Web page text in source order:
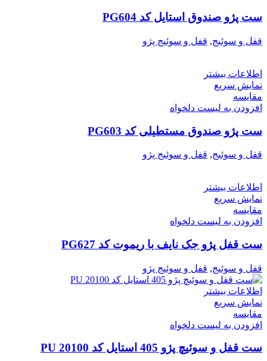
ست پژو صندوق استایل کد PG604
قفل و سوئیج, قفل و سوئیج پژو
اطلاعات بیشتر
نمایش سریع
مقایسه
افزودن به لیست دلخواه
ست پژو صندوق مستطیلی کد PG603
قفل و سوئیج, قفل و سوئیج پژو
اطلاعات بیشتر
نمایش سریع
مقایسه
افزودن به لیست دلخواه
ست قفل پژو جک نایف با ریموت کد PG627
قفل و سوئیج, قفل و سوئیج پژو
اطلاعات بیشتر
نمایش سریع
مقایسه
افزودن به لیست دلخواه
ست قفل و سوئیچ پژو 405 استایل کد PU 20100